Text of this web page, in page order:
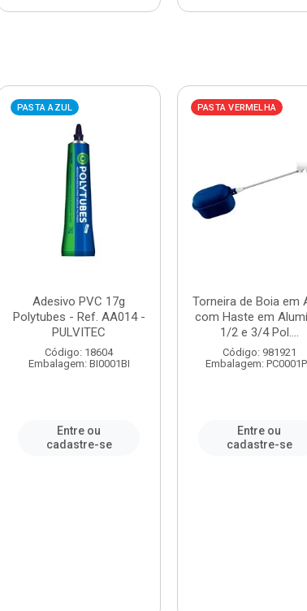
PASTA AZUL
Adesivo PVC 17g
Polytubes - Ref. AA014 -
PULVITEC
Código: 18604
Embalagem: BI0001BI
Entre ou
cadastre-se
PASTA VERMELHA
Torneira de Boia em
com Haste em
1/2 e 3/4 Pol....
Código: 981921
Embalagem:
Entre ou
cadastre-se